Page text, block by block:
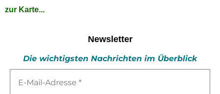
zur Karte...
Newsletter
Die wichtigsten Nachrichten im Überblick
Mail-